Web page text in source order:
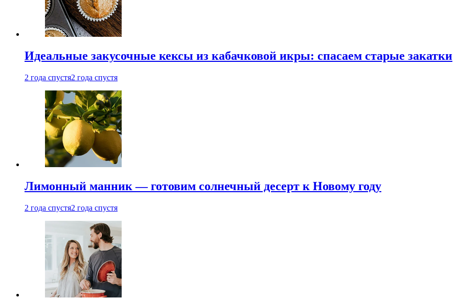
Идеальные закусочные кексы из кабачковой икры: спасаем старые закатки
2 года спустя2 года спустя
Лимонный манник — готовим солнечный десерт к Новому году
2 года спустя2 года спустя